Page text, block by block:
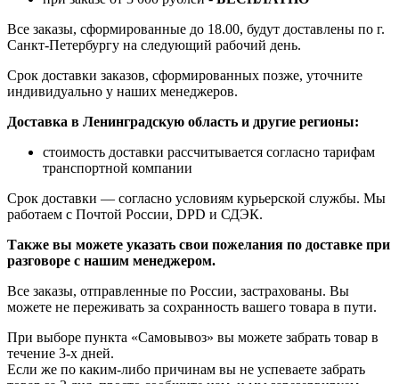
Все заказы, сформированные до 18.00, будут доставлены по г.
Санкт-Петербургу на следующий рабочий день.
Срок доставки заказов, сформированных позже, уточните
индивидуально у наших менеджеров.
Доставка в Ленинградскую область и другие регионы:
стоимость доставки рассчитывается согласно тарифам
транспортной компании
Срок доставки — согласно условиям курьерской службы. Мы
работаем с Почтой России, DPD и СДЭК.
Также вы можете указать свои пожелания по доставке при
разговоре с нашим менеджером.
Все заказы, отправленные по России, застрахованы. Вы
можете не переживать за сохранность вашего товара в пути.
При выборе пункта «Самовывоз» вы можете забрать товар в
течение 3-х дней.
Если же по каким-либо причинам вы не успеваете забрать